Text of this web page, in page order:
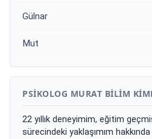
Gülnar
Mut
PSIKOLOG MURAT BILIM
22 yıllık deneyimim, eğitim
sürecindeki yaklaşımım hakkında